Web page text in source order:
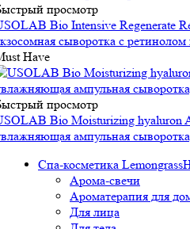
просмотр
Bio Intensive Regenerate
сыворотка с
Have
просмотр
Bio Moisturizing hyaluron
ампульная
Спа-косметика
Арома-свечи
Ароматерапия для
Для лица